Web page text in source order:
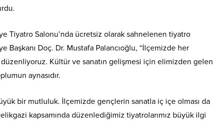
Tiyatro Salonu’nda ücretsiz olarak sahnelenen tiyatro
Doç. Dr. Mustafa Palancıoğlu, “İlçemizde her
Kültür ve sanatın gelişmesi için elimizden gelen
aynasıdır.
bir mutluluk. İlçemizde gençlerin sanatla iç içe olması da
kapsamında düzenlediğimiz tiyatrolarımız büyük ilgi